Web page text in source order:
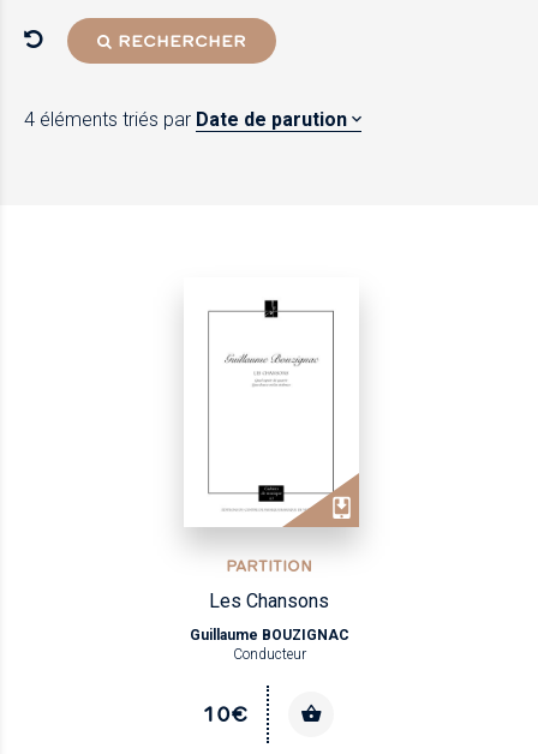
RECHERCHER
4 éléments triés par Date de parution
PARTITION
Les Chansons
Guillaume BOUZIGNAC
Conducteur
10€